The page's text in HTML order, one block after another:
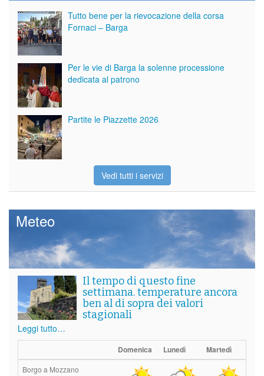
Tutto bene per la rievocazione della corsa
Fornaci – Barga
Per le vie di Barga la solenne processione
dedicata al patrono
Partite le Piazzette 2026
Vedi tutti i servizi
Meteo
Il tempo di questo fine
settimana. temperature ancora
ben al di sopra dei valori
stagionali
Leggi tutto…
Domenica Lunedì Martedì
Borgo a Mozzano